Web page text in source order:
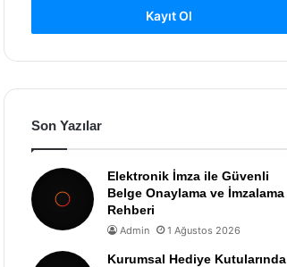
Kayıt Ol
Son Yazılar
Elektronik İmza ile Güvenli
Belge Onaylama ve İmzalama
Rehberi
Admin 1 Ağustos 2026
Kurumsal Hediye Kutularında